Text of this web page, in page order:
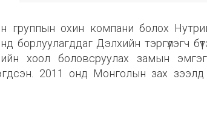
группын охин компани болох
борлуулагддаг Дэлхийн тэргүүлэгч
хоол боловсруулах замын
2011 онд Монголын зах